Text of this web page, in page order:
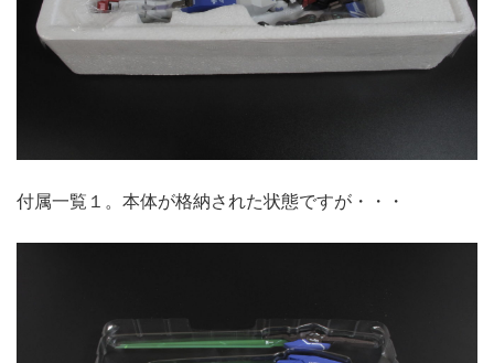
付属一覧１。本体が格納された状態ですが・・・